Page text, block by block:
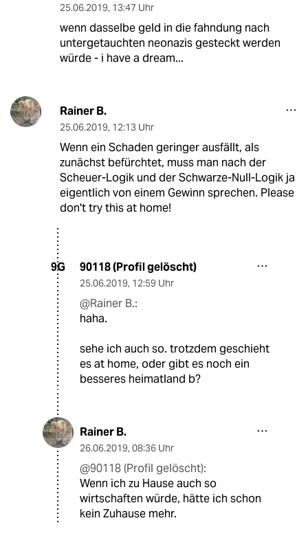
25.06.2019, 13:47 Uhr
wenn dasselbe geld in die fahndung nach
untergetauchten neonazis gesteckt werden
würde - i have a dream...
Rainer B.
25.06.2019, 12:13 Uhr
Wenn ein Schaden geringer ausfällt, als
zunächst befürchtet, muss man nach der
Scheuer-Logik und der Schwarze-Null-Logik ja
eigentlich von einem Gewinn sprechen. Please
don't try this at home!
9G 90118 (Profil gelöscht)
25.06.2019, 12:59 Uhr
@Rainer B.:
haha.
sehe ich auch so. trotzdem geschieht
es at home, oder gibt es noch ein
besseres heimatland b?
Rainer B.
26.06.2019, 08:36 Uhr
@90118 (Profil gelöscht):
Wenn ich zu Hause auch so
wirtschaften würde, hätte ich schon
kein Zuhause mehr.